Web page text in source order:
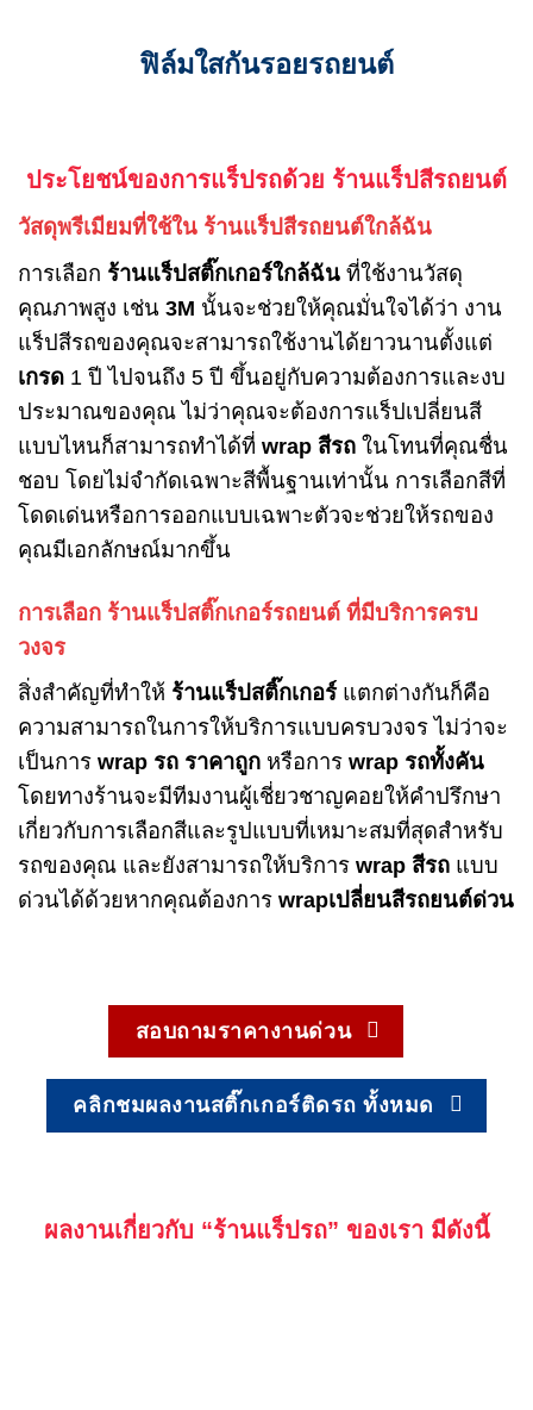
ฟิล์มใสกันรอยรถยนต์
ประโยชน์ของการแร็ปรถด้วย ร้านแร็ปสีรถยนต์
วัสดุพรีเมียมที่ใช้ใน ร้านแร็ปสีรถยนต์ใกล้ฉัน
การเลือก ร้านแร็ปสติ๊กเกอร์ใกล้ฉัน ที่ใช้งานวัสดุ
คุณภาพสูง เช่น 3M นั้นจะช่วยให้คุณมั่นใจได้ว่า งาน
แร็ปสีรถของคุณจะสามารถใช้งานได้ยาวนานตั้งแต่
เกรด 1 ปี ไปจนถึง 5 ปี ขึ้นอยู่กับความต้องการและงบ
ประมาณของคุณ ไม่ว่าคุณจะต้องการแร็ปเปลี่ยนสี
แบบไหนก็สามารถทำได้ที่ wrap สีรถ ในโทนที่คุณชื่น
ชอบ โดยไม่จำกัดเฉพาะสีพื้นฐานเท่านั้น การเลือกสีที่
โดดเด่นหรือการออกแบบเฉพาะตัวจะช่วยให้รถของ
คุณมีเอกลักษณ์มากขึ้น
การเลือก ร้านแร็ปสติ๊กเกอร์รถยนต์ ที่มีบริการครบ
วงจร
สิ่งสำคัญที่ทำให้ ร้านแร็ปสติ๊กเกอร์แตกต่างกันก็คือ
ความสามารถในการให้บริการแบบครบวงจร ไม่ว่าจะ
เป็นการ wrap รถ ราคาถูก หรือการ wrap รถทั้งคัน
โดยทางร้านจะมีทีมงานผู้เชี่ยวชาญคอยให้คำปรึกษา
เกี่ยวกับการเลือกสีและรูปแบบที่เหมาะสมที่สุดสำหรับ
รถของคุณ และยังสามารถให้บริการ wrap สีรถ แบบ
ด่วนได้ด้วยหากคุณต้องการ wrapเปลี่ยนสีรถยนต์ด่วน
สอบถามราคางานด่วน
คลิกชมผลงานสติ๊กเกอร์ติดรถ ทั้งหมด
ผลงานเกี่ยวกับ “ร้านแร็ปรถ” ของเรา มีดังนี้